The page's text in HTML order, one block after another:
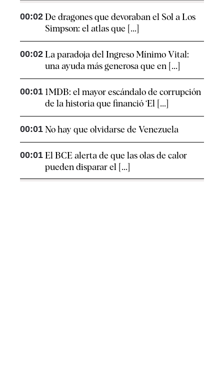
00:02 De dragones que devoraban el Sol a Los
Simpson: el atlas que [...]
00:02 La paradoja del Ingreso Mínimo Vital:
una ayuda más generosa que en [...]
00:01 1MDB: el mayor escándalo de corrupción
de la historia que financió ‘El [...]
00:01 No hay que olvidarse de Venezuela
00:01 El BCE alerta de que las olas de calor
pueden disparar el [...]